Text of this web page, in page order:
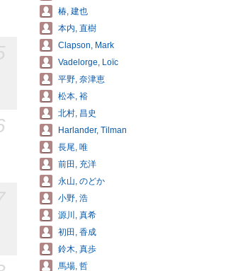
椿, 建也
本内, 直樹
Clapson, Mark
Vadelorge, Loïc
平野, 奈津恵
松本, 裕
北村, 昌史
Harlander, Tilman
長尾, 唯
前田, 充洋
永山, のどか
小野, 浩
源川, 真希
初田, 香成
鈴木, 真歩
馬場, 哲